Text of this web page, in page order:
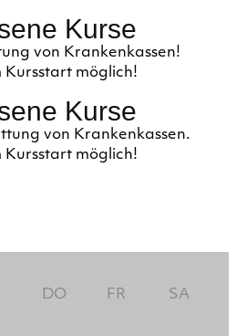
Kurse
von Krankenkassen!
Kursstart möglich!
Kurse
von Krankenkassen.
Kursstart möglich!
DO FR SA